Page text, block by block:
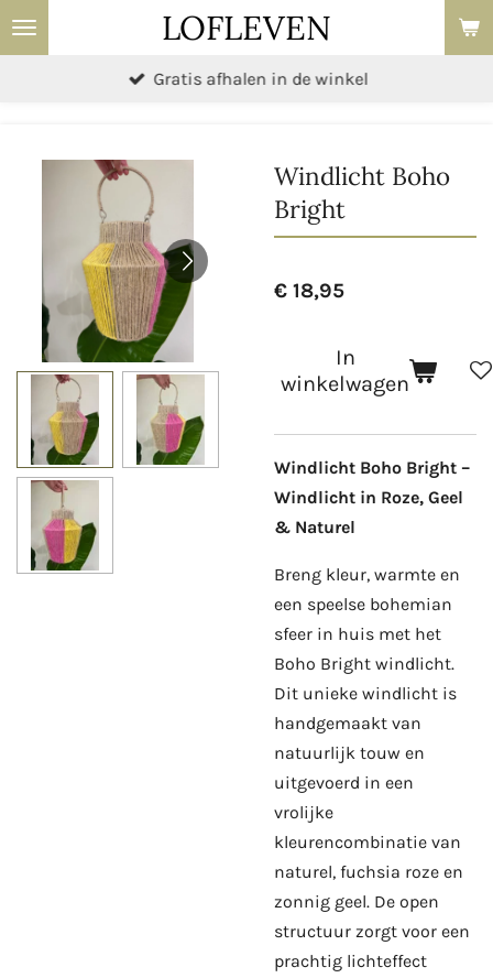
Ga
direct
LOFLEVEN
Gratis afhalen in de winkel
Windlicht Boho
Bright
€ 18,95
In
winkelwagen
Windlicht Boho Bright –
Windlicht in Roze, Geel
& Naturel
Breng kleur, warmte en
een speelse bohemian
sfeer in huis met het
Boho Bright windlicht.
Dit unieke windlicht is
handgemaakt van
natuurlijk touw en
uitgevoerd in een
vrolijke
kleurencombinatie van
naturel, fuchsia roze en
zonnig geel. De open
structuur zorgt voor een
prachtig lichteffect